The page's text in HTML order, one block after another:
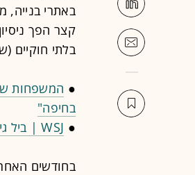
באתרי בנייה,
בלתי חוקיים
● המשפחות
בחיפה"
● WSJ | ביל גייטס השקיע שנים בבניית תדמיתו. כעת היא נסדקת
בחודשים